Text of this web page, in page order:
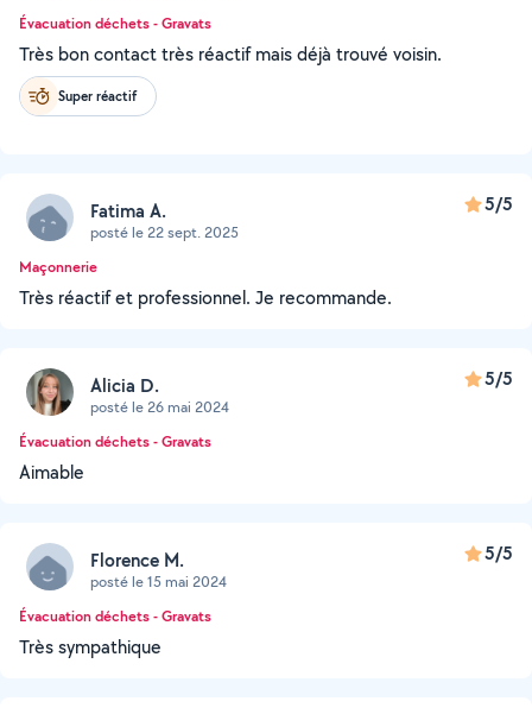
Évacuation déchets - Gravats
Très bon contact très réactif mais déjà trouvé voisin.
Super réactif
Fatima A.
posté le 22 sept. 2025
5/5
Maçonnerie
Très réactif et professionnel. Je recommande.
Alicia D.
posté le 26 mai 2024
5/5
Évacuation déchets - Gravats
Aimable
Florence M.
posté le 15 mai 2024
5/5
Évacuation déchets - Gravats
Très sympathique